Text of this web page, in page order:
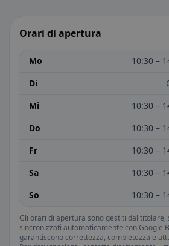
Orari di apertura
Mo
10:30 –
Di
Mi
10:30 –
Do
10:30 –
Fr
10:30 –
Sa
10:30 –
So
10:30 –
Gli orari di apertura sono gestiti dal
sincronizzati automaticamente con Google
garantiscono correttezza, completezza e